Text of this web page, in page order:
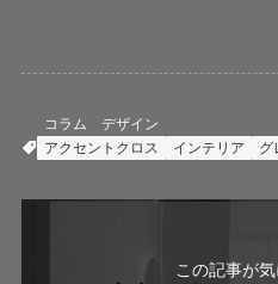
コラム
デザイン
アクセントクロス
インテリア グ
この記事が